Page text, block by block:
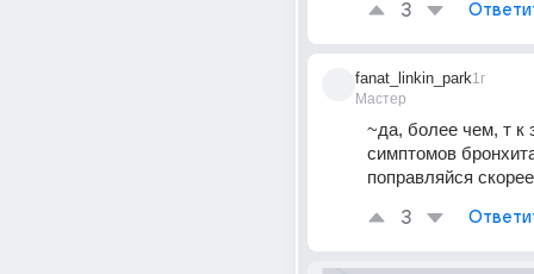
3
fanat_linkin_park
Мастер
1г
~да, более чем, т к
симптомов
поправляйся
3